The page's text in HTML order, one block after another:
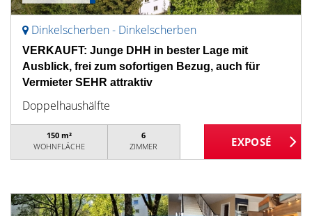
Dinkelscherben - Dinkelscherben
VERKAUFT: Junge DHH in bester Lage mit
Ausblick, frei zum sofortigen Bezug, auch für
Vermieter SEHR attraktiv
Doppelhaushälfte
150 m²
WOHNFLÄCHE
6
ZIMMER